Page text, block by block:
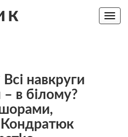
Toggle
навкруги
– в білому?